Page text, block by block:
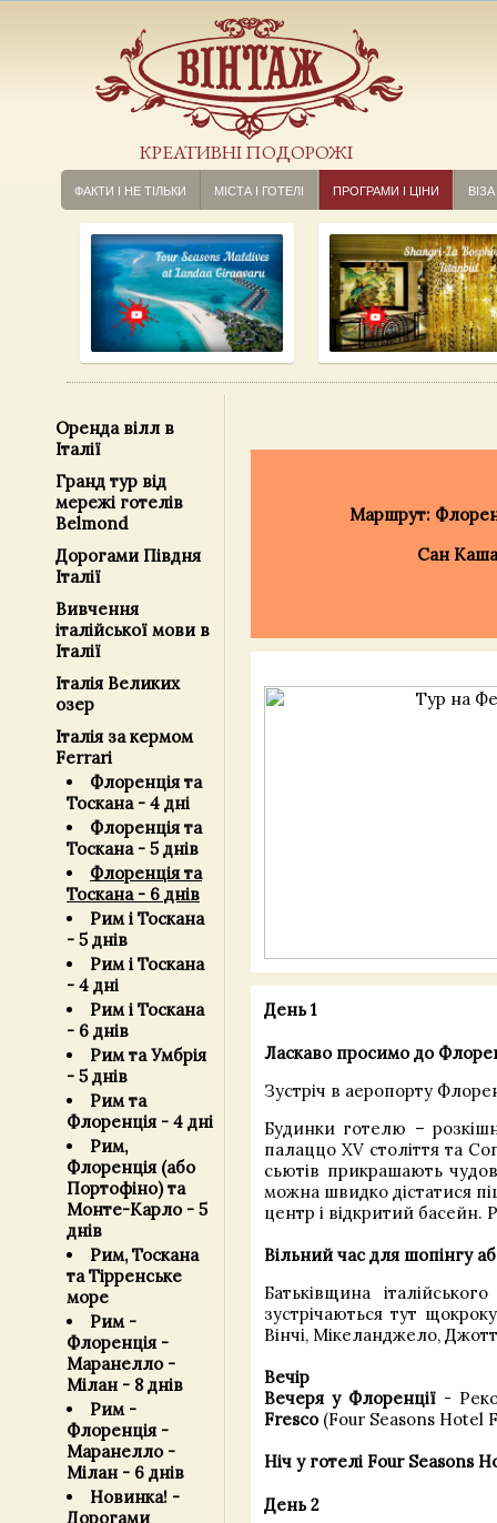
КРЕАТИВНІ ПОДОРОЖІ
ФАКТИ І НЕ ТІЛЬКИ МІСТА І ГОТЕЛІ ПРОГРАМИ І ЦІНИ ВІЗА
Оренда вілл в
Італії
Гранд тур від
мережі готелів
Belmond
Дорогами Півдня
Італії
Вивчення
італійської мови в
Італії
Італія Великих
озер
Італія за кермом
Ferrari
Флоренція та
Тоскана - 4 дні
Флоренція та
Тоскана - 5 днів
Флоренція та
Тоскана - 6 днів
Рим і Тоскана
- 5 днів
Рим і Тоскана
- 4 дні
Рим і Тоскана
- 6 днів
Рим та Умбрія
- 5 днів
Рим та
Флоренція - 4 дні
Рим,
Флоренція (або
Портофіно) та
Монте-Карло - 5
днів
Рим, Тоскана
та Тірренське
море
Рим -
Флоренція -
Маранелло -
Мілан - 8 днів
Рим -
Флоренція -
Маранелло -
Мілан - 6 днів
Новинка! -
Дорогами
Маршрут:
Сан
День 1
Ласкаво просимо до
Зустріч в аеропорту
Будинки готелю –
палаццо XV століття та
сьютів прикрашають
можна швидко дістатися
центр і відкритий басейн.
Вільний час для шопінгу
Батьківщина
зустрічаються тут
Вінчі, Мікеланджело,
Вечір
Вечеря у Флоренції -
Fresco(Four Seasons Hotel
Ніч у готелі Four Seasons
День 2